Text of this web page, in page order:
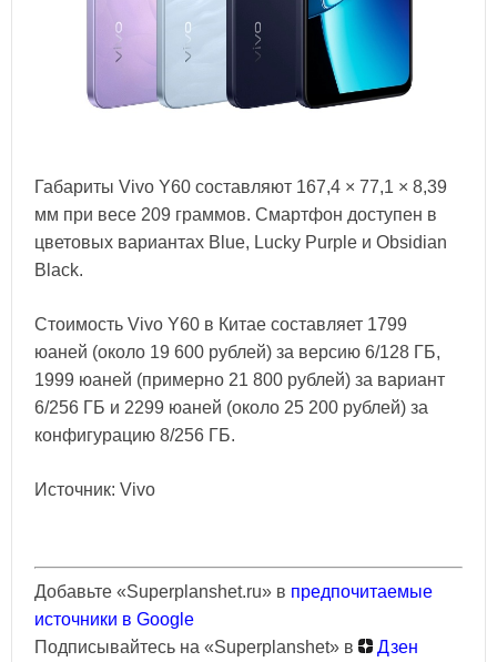
Габариты Vivo Y60 составляют 167,4 × 77,1 × 8,39
мм при весе 209 граммов. Смартфон доступен в
цветовых вариантах Blue, Lucky Purple и Obsidian
Black.
Стоимость Vivo Y60 в Китае составляет 1799
юаней (около 19 600 рублей) за версию 6/128 ГБ,
1999 юаней (примерно 21 800 рублей) за вариант
6/256 ГБ и 2299 юаней (около 25 200 рублей) за
конфигурацию 8/256 ГБ.
Источник: Vivo
Добавьте «Superplanshet.ru» в предпочитаемые
источники в Google
Подписывайтесь на «Superplanshet» в
Дзен